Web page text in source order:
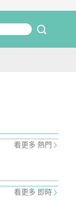
看更多 熱門
看更多 即時